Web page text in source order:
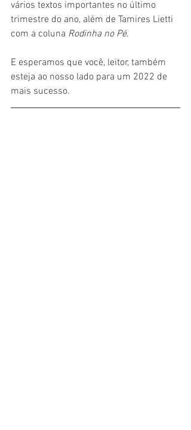
vários textos importantes no último
trimestre do ano, além de Tamires Lietti
com a coluna Rodinha no Pé.
E esperamos que você, leitor, também
esteja ao nosso lado para um 2022 de
mais sucesso.